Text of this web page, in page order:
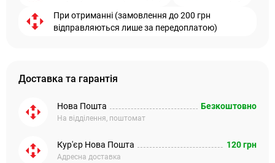
При отриманні (замовлення до 200 грн
відправляються лише за передоплатою)
Доставка та гарантія
Нова Пошта
На відділення, поштомат
Безкоштовно
Кур'єр Нова Пошта
Адресна доставка
120 грн